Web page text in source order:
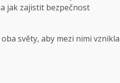
jak zajistit bezpečnost
světy, aby mezi nimi vznikla